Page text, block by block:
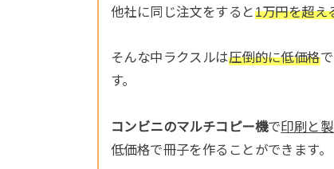
他社に同じ注文をすると 1万円を超え
そんな中ラクスルは圧倒的に低価格
す。
コンビニのマルチコピー機で印刷と
低価格で冊子を作ることができます。